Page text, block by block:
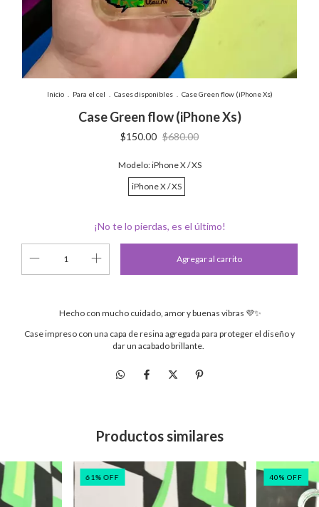
Inicio Para el cel Cases disponibles Case Green flow (iPhone Xs)
Case Green flow (iPhone Xs)
$150.00 $680.00
Modelo:iPhone X / XS
iPhone X / XS
¡No te lo pierdas, es el último!
Hecho con mucho cuidado, amor y buenas vibras 💜✨
Case impreso con una capa de resina agregada para proteger el diseño y
dar un acabado brillante.
Productos similares
61%OFF 40%OFF